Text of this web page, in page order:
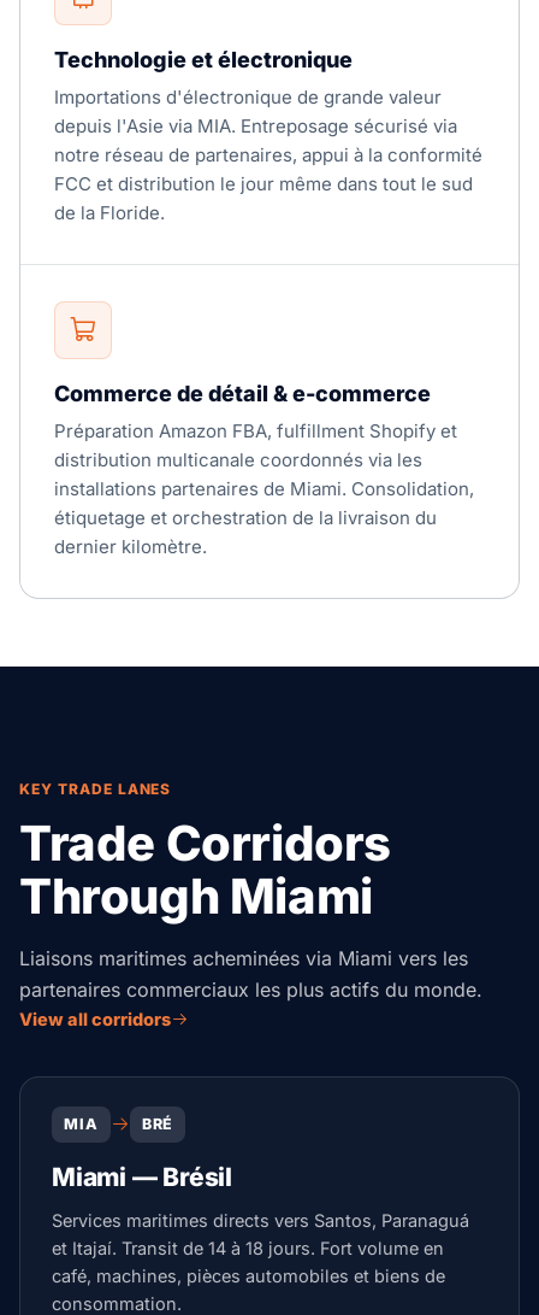
Technologie et électronique
Importations d'électronique de grande valeur
depuis l'Asie via MIA. Entreposage sécurisé via
notre réseau de partenaires, appui à la conformité
FCC et distribution le jour même dans tout le sud
de la Floride.
Commerce de détail & e-commerce
Préparation Amazon FBA, fulfillment Shopify et
distribution multicanale coordonnés via les
installations partenaires de Miami. Consolidation,
étiquetage et orchestration de la livraison du
dernier kilomètre.
KEY TRADE LANES
Trade Corridors
Through Miami
Liaisons maritimes acheminées via Miami vers les
partenaires commerciaux les plus actifs du monde.
View all corridors
MIA BRÉ
Miami — Brésil
Services maritimes directs vers Santos, Paranaguá
et Itajaí. Transit de 14 à 18 jours. Fort volume en
café, machines, pièces automobiles et biens de
consommation.